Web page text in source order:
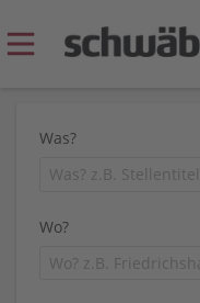
Was?
Wo?